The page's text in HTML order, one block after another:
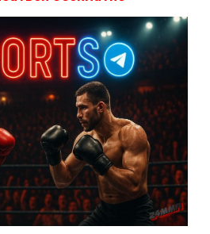
UFC
даже нельзя ,такое как ты назвать!
— Николас Далби
реклама есть, а когда
загрузка видео длиною в жизнь.